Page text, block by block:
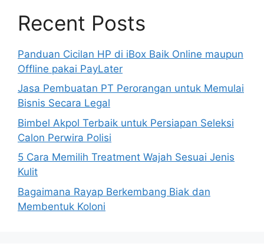
Recent Posts
Panduan Cicilan HP di iBox Baik Online maupun
Offline pakai PayLater
Jasa Pembuatan PT Perorangan untuk Memulai
Bisnis Secara Legal
Bimbel Akpol Terbaik untuk Persiapan Seleksi
Calon Perwira Polisi
5 Cara Memilih Treatment Wajah Sesuai Jenis
Kulit
Bagaimana Rayap Berkembang Biak dan
Membentuk Koloni